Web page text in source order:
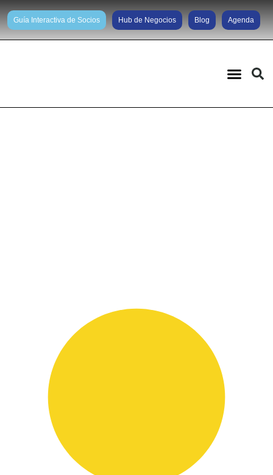
Guía Interactiva de Socios Hub de Negocios Blog Agenda